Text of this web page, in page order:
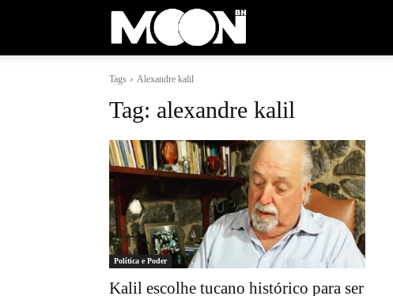
Tags Alexandre kalil
Tag: alexandre kalil
Política e Poder
Kalil escolhe tucano histórico para ser